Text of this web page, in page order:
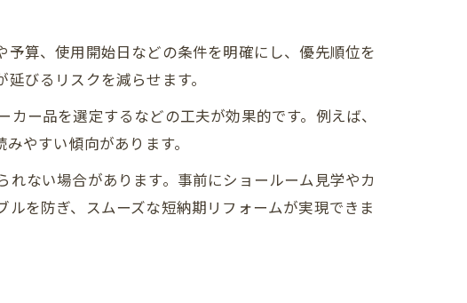
算、使用開始日などの条件を明確にし、優先順位を
びるリスクを減らせます。
ー品を選定するなどの工夫が効果的です。例えば、
やすい傾向があります。
ない場合があります。事前にショールーム見学やカ
を防ぎ、スムーズな短納期リフォームが実現できま